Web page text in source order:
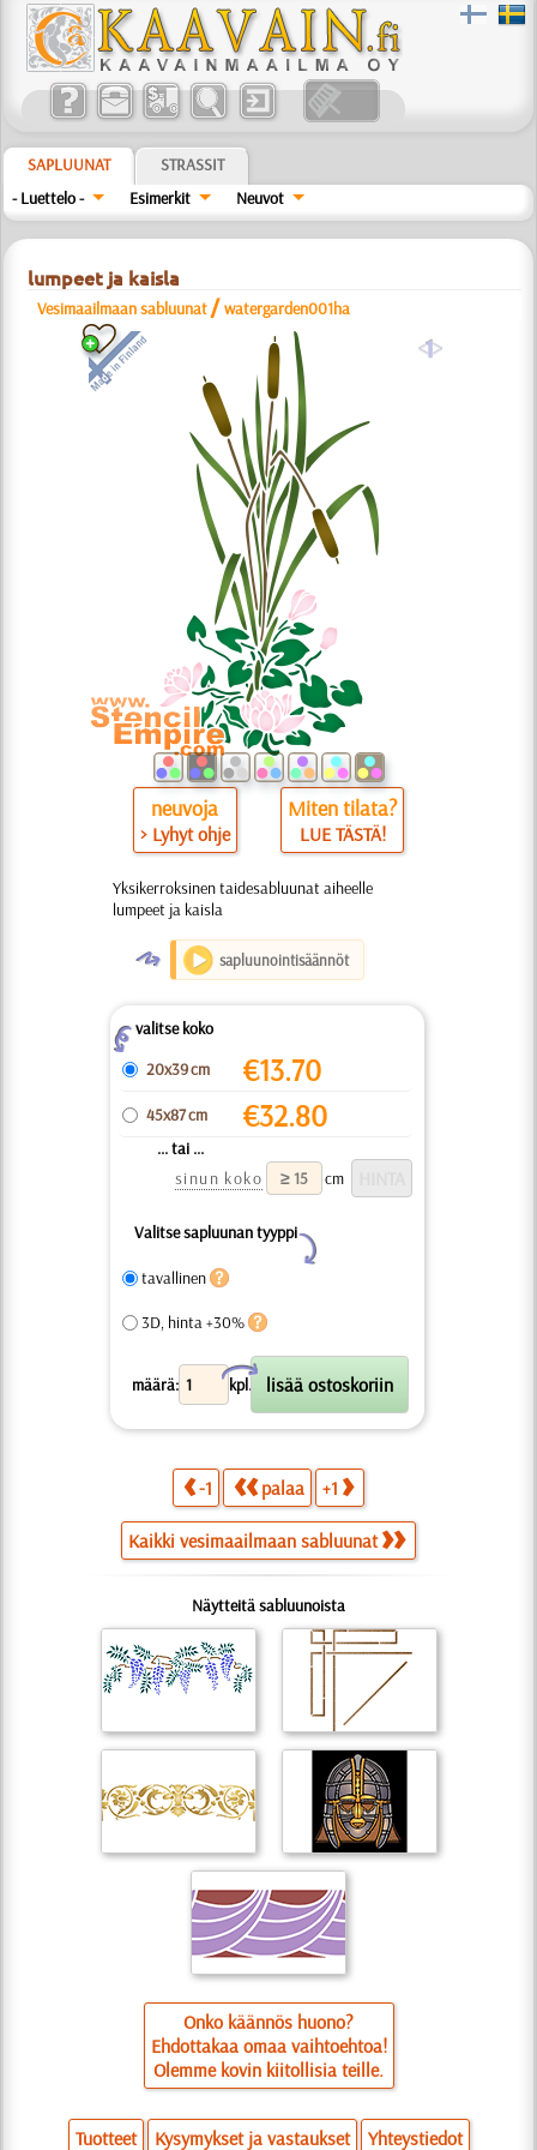
SAPLUUNAT
STRASSIT
- Luettelo -
Esimerkit Neuvot
lumpeet ja kaisla
Vesimaailmaan sabluunat /watergarden001ha
a
neuvoja
> Lyhyt ohje
Miten tilata?
LUE TÄSTÄ!
Yksikerroksinen taidesabluunat aiheelle
lumpeet ja kaisla
O sapluunointisäännöt
Zvalitse koko
20x39 cm
€13.70
45x87 cm €32.80
... tai ...
sinun koko
cm
Valitse sapluunan tyyppi
Y
tavallinen
3D, hinta +30%
määrä: kpl.
X
-1 palaa +1
Kaikki vesimaailmaan sabluunat
Näytteitä sabluunoista
Onko käännös huono?
Ehdottakaa omaa vaihtoehtoa!
Olemme kovin kiitollisia teille.
Tuotteet Kysymykset ja vastaukset Yhteystiedot